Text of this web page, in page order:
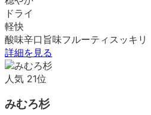
ドライ
軽快
酸味辛口 旨味フルーティ スッキリ
詳細を見る
人気 21位
みむろ杉